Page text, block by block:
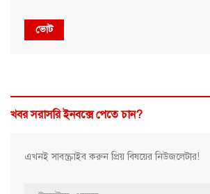
ভোট
খবর সরাসরি ইনবক্সে পেতে চান?
এখনই সাবস্ক্রাইব করুন প্রিয় বিষয়ের নিউজলেটার!